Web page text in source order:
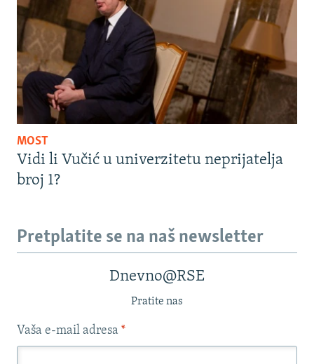
MOST
Vidi li Vučić u univerzitetu neprijatelja
broj 1?
Pretplatite se na naš newsletter
Dnevno@RSE
Pratite nas
Vaša e-mail adresa *